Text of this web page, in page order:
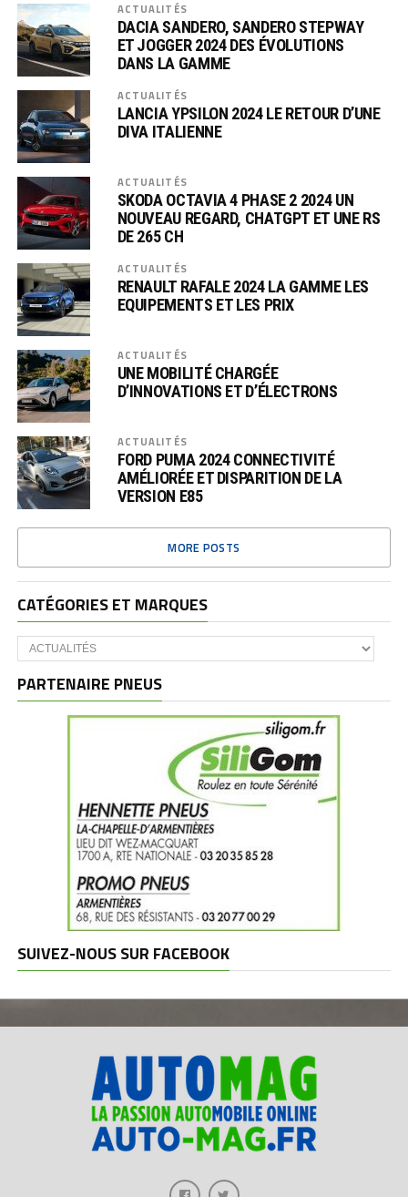
ACTUALITÉS
DACIA SANDERO, SANDERO STEPWAY
ET JOGGER 2024 DES ÉVOLUTIONS
DANS LA GAMME
ACTUALITÉS
LANCIA YPSILON 2024 LE RETOUR D’UNE
DIVA ITALIENNE
ACTUALITÉS
SKODA OCTAVIA 4 PHASE 2 2024 UN
NOUVEAU REGARD, CHATGPT ET UNE RS
DE 265 CH
ACTUALITÉS
RENAULT RAFALE 2024 LA GAMME LES
EQUIPEMENTS ET LES PRIX
ACTUALITÉS
UNE MOBILITÉ CHARGÉE
D’INNOVATIONS ET D’ÉLECTRONS
ACTUALITÉS
FORD PUMA 2024 CONNECTIVITÉ
AMÉLIORÉE ET DISPARITION DE LA
VERSION E85
MORE POSTS
CATÉGORIES ET MARQUES
Catégories
et
PARTENAIRE PNEUS
SUIVEZ-NOUS SUR FACEBOOK